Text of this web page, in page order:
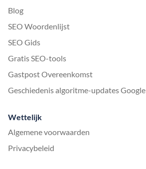
Blog
SEO Woordenlijst
SEO Gids
Gratis SEO-tools
Gastpost Overeenkomst
Geschiedenis algoritme-updates Google
Wettelijk
Algemene voorwaarden
Privacybeleid